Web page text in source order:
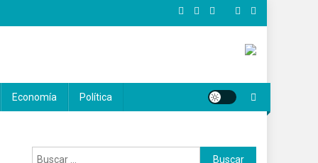
Economía Política
Buscar: